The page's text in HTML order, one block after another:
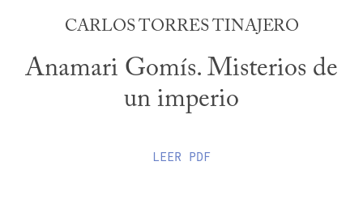
CARLOS TORRES TINAJERO
Anamari Gomís. Misterios de
un imperio
LEER PDF